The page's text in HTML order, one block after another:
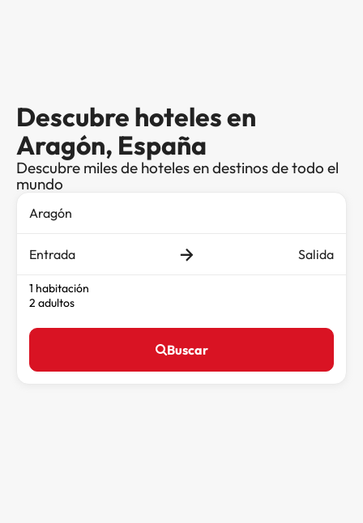
Descubre hoteles en
Aragón, España
Descubre miles de hoteles en destinos de todo el
mundo
Entrada Salida
1 habitación
2 adultos
Buscar